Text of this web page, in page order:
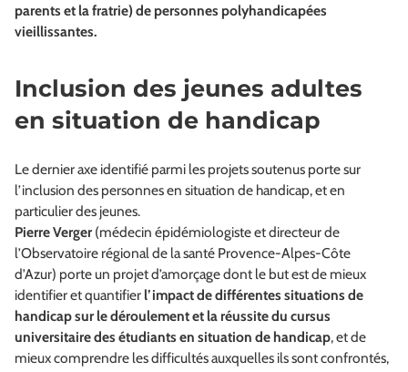
parents et la fratrie) de personnes polyhandicapées
vieillissantes.
Inclusion des jeunes adultes
en situation de handicap
Le dernier axe identifié parmi les projets soutenus porte sur
l’inclusion des personnes en situation de handicap, et en
particulier des jeunes.
Pierre Verger (médecin épidémiologiste et directeur de
l’Observatoire régional de la santé Provence-Alpes-Côte
d’Azur) porte un projet d’amorçage dont le but est de mieux
identifier et quantifier l’impact de différentes situations de
handicap sur le déroulement et la réussite du cursus
universitaire des étudiants en situation de handicap, et de
mieux comprendre les difficultés auxquelles ils sont confrontés,